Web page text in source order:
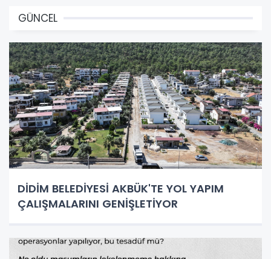
GÜNCEL
DİDİM BELEDİYESİ AKBÜK'TE YOL YAPIM
ÇALIŞMALARINI GENİŞLETİYOR